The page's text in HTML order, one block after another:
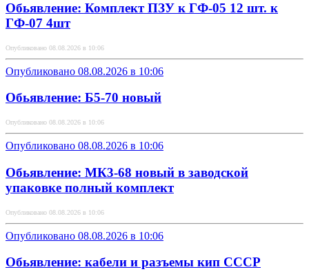
Обьявление: Комплект ПЗУ к ГФ-05 12 шт. к
ГФ-07 4шт
Опубликовано 08.08.2026 в 10:06
Опубликовано 08.08.2026 в 10:06
Обьявление: Б5-70 новый
Опубликовано 08.08.2026 в 10:06
Опубликовано 08.08.2026 в 10:06
Обьявление: МК3-68 новый в заводской
упаковке полный комплект
Опубликовано 08.08.2026 в 10:06
Опубликовано 08.08.2026 в 10:06
Обьявление: кабели и разъемы кип СССР